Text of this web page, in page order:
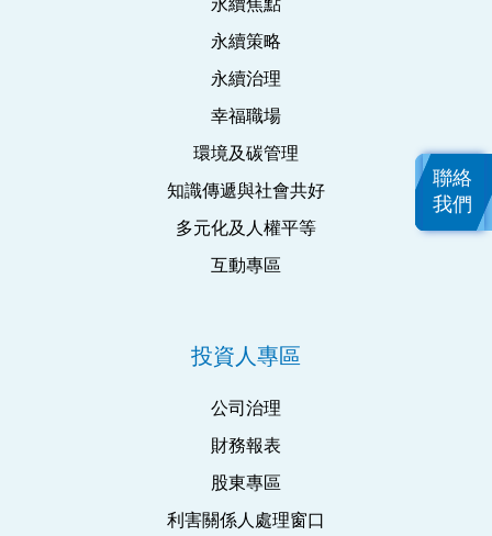
永續策略
永續治理
幸福職場
環境及碳管理
知識傳遞與社會共好
多元化及人權平等
互動專區
投資人專區
公司治理
財務報表
股東專區
利害關係人處理窗口
聯絡
我們